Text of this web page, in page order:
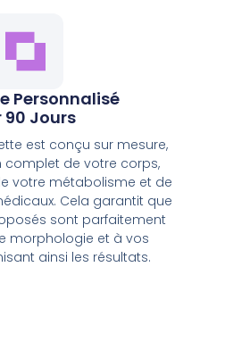
Personnalisé
90 Jours
est conçu sur mesure,
complet de votre corps,
votre métabolisme et de
Cela garantit que
sont parfaitement
morphologie et à vos
ainsi les résultats.